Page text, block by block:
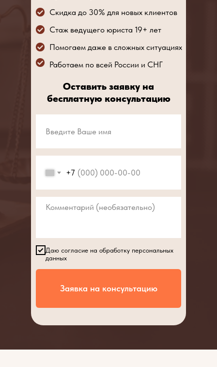
Скидка до 30% для новых клиентов
Стаж ведущего юриста 19+ лет
+7
Даю согласие на обработку персональных
данных
Заявка на консультацию
Оставить заявку на
бесплатную консультацию
Помогаем даже в сложных ситуациях
Работаем по всей России и СНГ